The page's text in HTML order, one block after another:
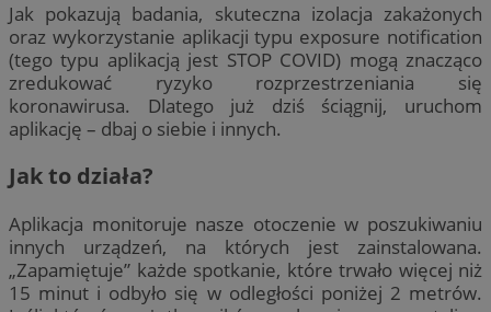
Jak pokazują badania, skuteczna izolacja zakażonych
oraz wykorzystanie aplikacji typu exposure notification
(tego typu aplikacją jest STOP COVID) mogą znacząco
zredukować ryzyko rozprzestrzeniania się
koronawirusa. Dlatego już dziś ściągnij, uruchom
aplikację – dbaj o siebie i innych.
Jak to działa?
Aplikacja monitoruje nasze otoczenie w poszukiwaniu
innych urządzeń, na których jest zainstalowana.
„Zapamiętuje” każde spotkanie, które trwało więcej niż
15 minut i odbyło się w odległości poniżej 2 metrów.